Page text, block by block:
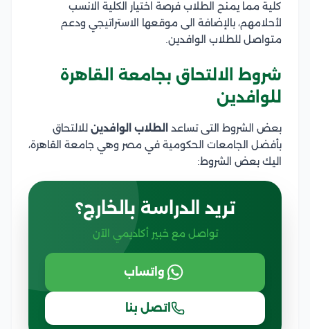
كلية مما يمنح الطلاب فرصة اختيار الكلية الانسب
لأحلامهم، بالإضافة الى موقعها الاستراتيجي ودعم
متواصل للطلاب الوافدين.
شروط الالتحاق بجامعة القاهرة
للوافدين
بعض الشروط التى تساعد الطلاب الوافدين للالتحاق
بأفضل الجامعات الحكومية في مصر وهي جامعة القاهرة،
اليك بعض الشروط:
تريد الدراسة بالخارج؟
تواصل مع خبير أكاديمي الآن
واتساب
اتصل بنا